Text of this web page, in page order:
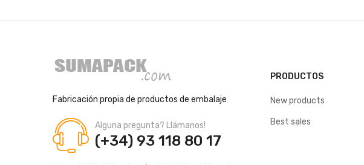
Fabricación propia de productos de embalaje
Alguna pregunta? Llámanos!
(+34) 93 118 80 17
PRODUCTOS
New products
Best sales